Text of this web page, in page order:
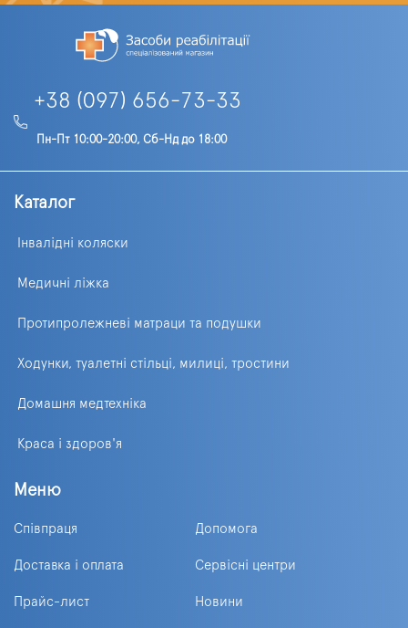
+38 (097) 656-73-33
Пн-Пт 10:00-20:00, Сб-Нд до 18:00
Каталог
Інвалідні коляски
Медичні ліжка
Протипролежневі матраци та подушки
Ходунки, туалетні стільці, милиці, тростини
Домашня медтехніка
Краса і здоров'я
Меню
Співпраця Допомога
Доставка і оплата Сервісні центри
Прайс-лист Новини